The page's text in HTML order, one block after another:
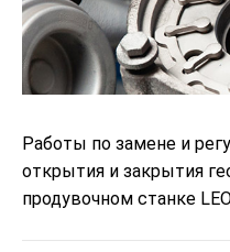
Работы по замене и
открытия и закрытия
продувочном станке